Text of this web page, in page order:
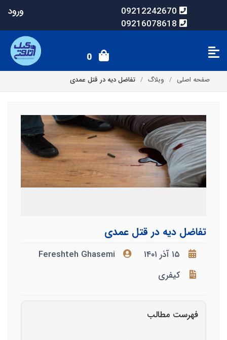
09212242670
09216078618
ورود
0
صفحه اصلی وبلاگ تفاضل دیه در قتل عمدی
تفاضل دیه در قتل عمدی
۱۵ آذر ۱۴۰۱
Fereshteh Ghasemi
کیفری
فهرست مطالب